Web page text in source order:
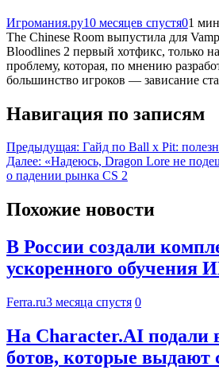
Игромания.ру10 месяцев спустя01
The Chinese Room выпустила для
Bloodlines 2 первый хотфикс, только
проблему, которая, по мнению
большинство игроков — зависание
Навигация по записям
Предыдущая: Гайд по Ball x Pit:
Далее: «Надеюсь, Dragon Lore не
о падении рынка CS 2
Похожие новости
В России создали
ускоренного
Ferra.ru3 месяца спустя 0
На Character.AI подали
ботов, которые выдают